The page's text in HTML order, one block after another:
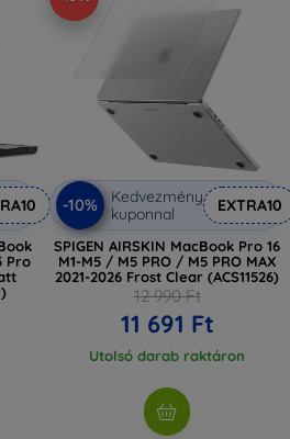
Pro
-10%
Kedvezmény
kuponnal
EXTRA10
SPIGEN AIRSKIN MacBook Pro 16
M1-M5 / M5 PRO / M5 PRO MAX
2021-2026 Frost Clear (ACS11526)
12 990 Ft
11 691 Ft
Utolsó darab raktáron